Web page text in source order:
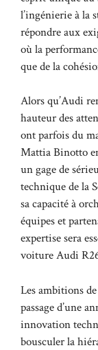
l’ingénierie à la
répondre aux
où la
que de la
Alors qu’Audi
hauteur des
ont parfois du
Mattia Binotto
un gage de
technique de la
sa capacité à
équipes et
expertise sera
voiture Audi
Les ambitions
passage d’une
innovation
bousculer la